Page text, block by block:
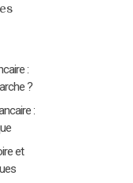
:
?
:
et